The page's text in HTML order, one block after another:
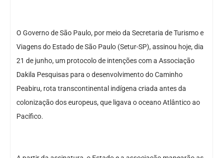
O Governo de São Paulo, por meio da Secretaria de Turismo e
Viagens do Estado de São Paulo (Setur-SP), assinou hoje, dia
21 de junho, um protocolo de intenções com a Associação
Dakila Pesquisas para o desenvolvimento do Caminho
Peabiru, rota transcontinental indígena criada antes da
colonização dos europeus, que ligava o oceano Atlântico ao
Pacífico.